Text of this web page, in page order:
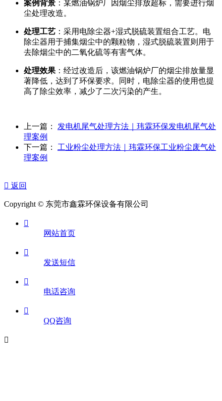
案例背景 ：某燃油锅炉厂因烟尘排放超标，需要进行烟
尘处理改造。
处理工艺 ：采用电除尘器+湿式脱硫装置组合工艺。电
除尘器用于捕集烟尘中的颗粒物，湿式脱硫装置则用于
去除烟尘中的二氧化硫等有害气体。
处理效果 ：经过改造后，该燃油锅炉厂的烟尘排放量显
著降低，达到了环保要求。同时，电除尘器的使用也提
高了除尘效率，减少了二次污染的产生。
上一篇： 发电机尾气处理方法｜玮霖环保发电机尾气处
理案例
下一篇： 工业粉尘处理方法｜玮霖环保工业粉尘废气处
理案例
 返回
Copyright © 东莞市鑫霖环保设备有限公司

网站首页

发送短信

电话咨询

QQ咨询
